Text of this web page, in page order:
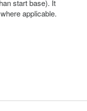
start base). It
applicable.